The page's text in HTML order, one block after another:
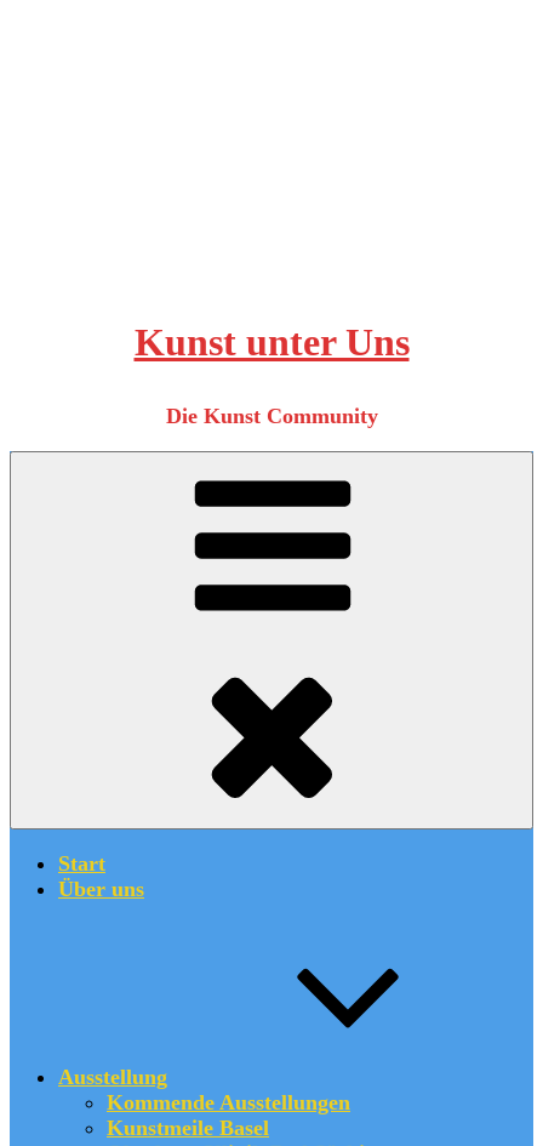
Kunst unter Uns
Die Kunst Community
Start
Über uns
Ausstellung
Kommende Ausstellungen
Kunstmeile Basel